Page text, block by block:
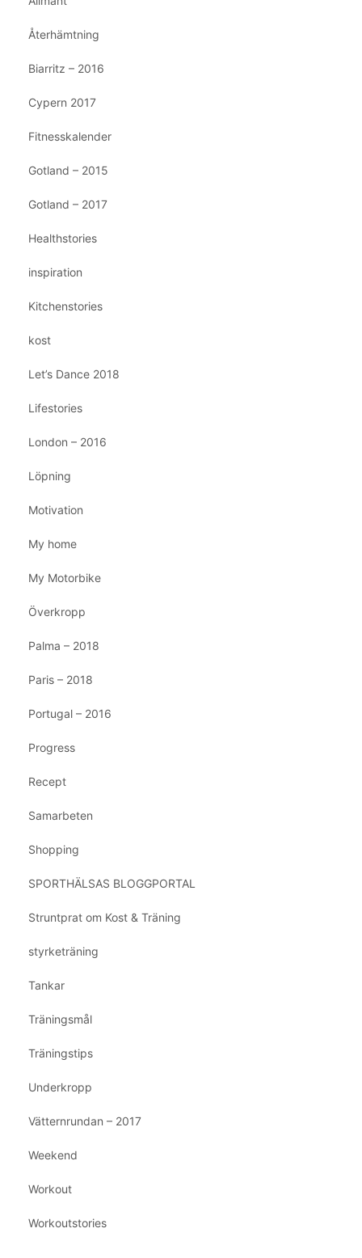
Återhämtning
Biarritz – 2016
Cypern 2017
Fitnesskalender
Gotland – 2015
Gotland – 2017
Healthstories
inspiration
Kitchenstories
kost
Let’s Dance 2018
Lifestories
London – 2016
Löpning
Motivation
My home
My Motorbike
Överkropp
Palma – 2018
Paris – 2018
Portugal – 2016
Progress
Recept
Samarbeten
Shopping
SPORTHÄLSAS BLOGGPORTAL
Struntprat om Kost & Träning
styrketräning
Tankar
Träningsmål
Träningstips
Underkropp
Vätternrundan – 2017
Weekend
Workout
Workoutstories